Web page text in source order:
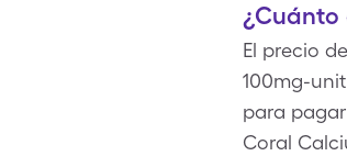
¿Cuánto
El precio
100mg-
para
Coral